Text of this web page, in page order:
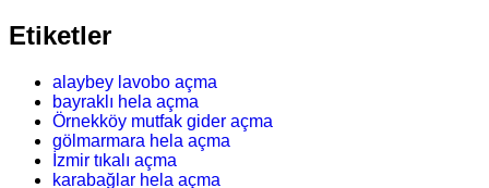
Etiketler
alaybey lavobo açma
bayraklı hela açma
Örnekköy mutfak gider açma
gölmarmara hela açma
İzmir tıkalı açma
karabağlar hela açma